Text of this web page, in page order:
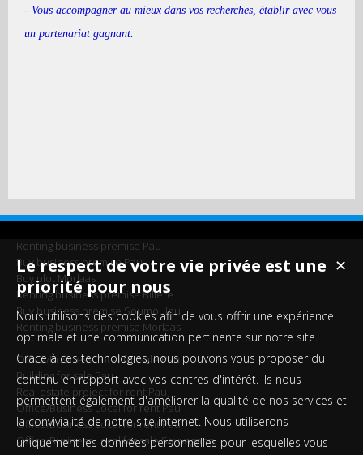
- Vous accompagner au mieux dans vos recherches, établir avec vous
un partenariat gagnant.
Renting business premise Pau
Buy business premise Pau
Buy plot Morlaas
Renting business premise Billère
Buy business premise Soumoulou
Renting business premise Morlaas
Office/Business Local for sale Pau
Building for sale Pau
Real estate project for rent Pau
Office/Business Local for rent Pau
Office/Business Local for rent Pau
Office/Business Local for sale Sauvagnon
✕
Le respect de votre vie privée est une
priorité pour nous
Nous utilisons des cookies afin de vous offrir une expérience
optimale et une communication pertinente sur notre site.
Grace à ces technologies, nous pouvons vous proposer du
contenu en rapport avec vos centres d'intérêt. Ils nous
permettent également d'améliorer la qualité de nos services et
la convivialité de notre site internet. Nous utiliserons
uniquement les données personnelles pour lesquelles vous